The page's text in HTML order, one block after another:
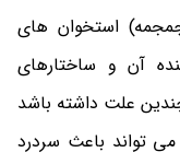
استخوان های
آن و ساختارهای
علت داشته باشد
تواند باعث سردرد